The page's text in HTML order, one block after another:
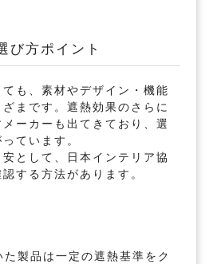
び方ポイント
も、素材やデザイン・機能
まです。遮熱効果のさらに
ーカーも出てきており、選
ています。
として、日本インテリア協
する方法があります。
製品は一定の遮熱基準をク